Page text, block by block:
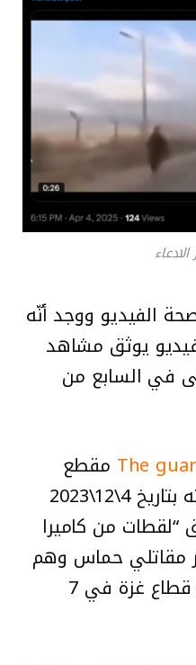
الفيديو ووجد أنّه
يوثق مشاهد
في السابع من
مقطع
الفيديو ضمن تقرير نشرته بتاريخ 4\12\2023
“لقطات من كاميرا
مقاتلي حماس وهم
يخترقون جدار العزل في قطاع غزة في 7